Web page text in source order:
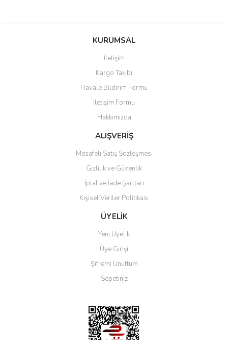
Görüş ve önerileriniz için teşekkür ederiz.
Ürün resmi kalitesiz, bozuk veya görüntülenemiyor.
Ürün açıklamasında eksik bilgiler bulunuyor.
Ürün bilgilerinde hatalar bulunuyor.
Gönder
KURUMSAL
İletişim
Kargo Takibi
Havale Bildirim Formu
İletişim Formu
Hakkımızda
ALIŞVERİŞ
Mesafeli Satış Sözleşmesi
Gizlilik ve Güvenlik
İptal ve İade Şartları
Kişisel Veriler Politikası
ÜYELİK
Yeni Üyelik
Üye Girişi
Şifremi Unuttum
Sepetiniz